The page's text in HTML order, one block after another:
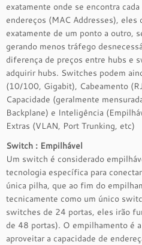
exatamente onde se encontra
endereços (MAC Addresses),
exatamente de um ponto a outro,
gerando menos tráfego
diferença de preços entre hubs e
adquirir hubs. Switches podem
(10/100, Gigabit), Cabeamento
Capacidade (geralmente
Backplane) e Inteligência
Extras (VLAN, Port Trunking, etc)
Switch : Empilhável
Um switch é considerado
tecnologia específica para
única pilha, que ao fim do
tecnicamente como um único
switches de 24 portas, eles irão
de 48 portas). O empilhamento é
aproveitar a capacidade de